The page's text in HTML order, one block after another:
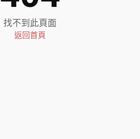
找不到此頁面
返回首頁